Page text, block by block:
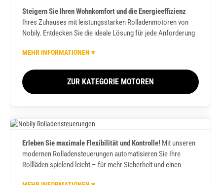
Rolladenmotore
Steigern Sie Ihren Wohnkomfort und die Energieeffizienz
Ihres Zuhauses mit leistungsstarken Rolladenmotoren von
Nobily. Entdecken Sie die ideale Lösung für jede Anforderung
automatisierten Zuhauses. Wir bieten Ihnen eine breite Palette
an hochwertigen Rohrmotoren in Profi-Fachhandelsqualität.
präziser Endlageneinstellung, oder den komfortablen Funk-
Rolladenmotoren. Ob Sie Rollladenantriebe für die 40 mm
oder 60 mm Achtkantwelle benötigen – bei uns finden Sie den
passenden Antrieb für Ihre Rollläden und Markisen. Viele
unserer Modelle verfügen über nützliche Funktionen wie
MEHR INFORMATIONEN ▾
ZUR KATEGORIE MOTOREN
Rolladen
Steuerungen
Erleben Sie maximale Flexibilität und Kontrolle! Mit unseren
modernen Rolladensteuerungen automatisieren Sie Ihre
Rollläden spielend leicht – für mehr Sicherheit und einen